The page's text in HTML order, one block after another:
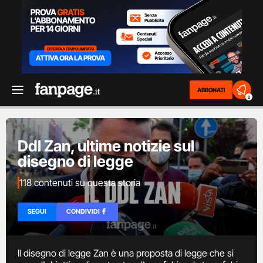
ABBONATI
2
Ddl Zan, ultime notizie sul
disegno di legge
118 contenuti su questa storia
SEGUI CONDIVIDI
Il disegno di legge Zan è una proposta di legge che si